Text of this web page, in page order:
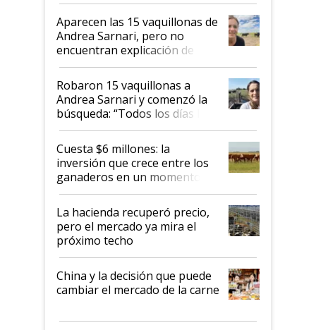
mandato muy claro del gobierno
nacional"
Aparecen las 15 vaquillonas de
Andrea Sarnari, pero no
encuentran explicación de
cómo llegaron allí
Robaron 15 vaquillonas a
Andrea Sarnari y comenzó la
búsqueda: “Todos los días le
toca a algún productor”
Cuesta $6 millones: la
inversión que crece entre los
ganaderos en un momento
histórico para la actividad
La hacienda recuperó precio,
pero el mercado ya mira el
próximo techo
China y la decisión que puede
cambiar el mercado de la carne